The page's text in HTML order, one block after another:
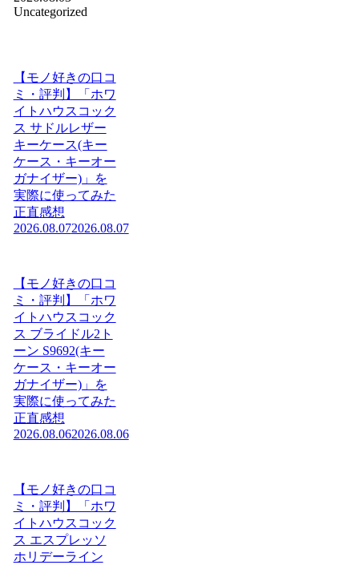
Uncategorized
【モノ好きの口コ
ミ・評判】「ホワ
イトハウスコック
ス サドルレザー
キーケース(キー
ケース・キーオー
ガナイザー)」を
実際に使ってみた
正直感想
2026.08.072026.08.07
【モノ好きの口コ
ミ・評判】「ホワ
イトハウスコック
ス ブライドル2ト
ーン S9692(キー
ケース・キーオー
ガナイザー)」を
実際に使ってみた
正直感想
2026.08.062026.08.06
【モノ好きの口コ
ミ・評判】「ホワ
イトハウスコック
ス エスプレッソ
ホリデーライン